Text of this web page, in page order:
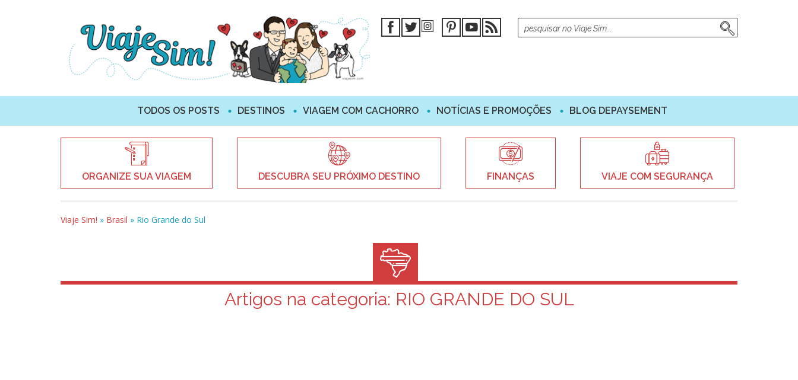
TODOS OS POSTS DESTINOS VIAGEM COM CACHORRO NOTÍCIAS E PROMOÇÕES BLOG DEPAYSEMENT
ORGANIZE SUA VIAGEM DESCUBRA SEU PRÓXIMO DESTINO FINANÇAS VIAJE COM SEGURANÇA
Viaje Sim! » Brasil » Rio Grande do Sul
Artigos na categoria: RIO GRANDE DO SUL